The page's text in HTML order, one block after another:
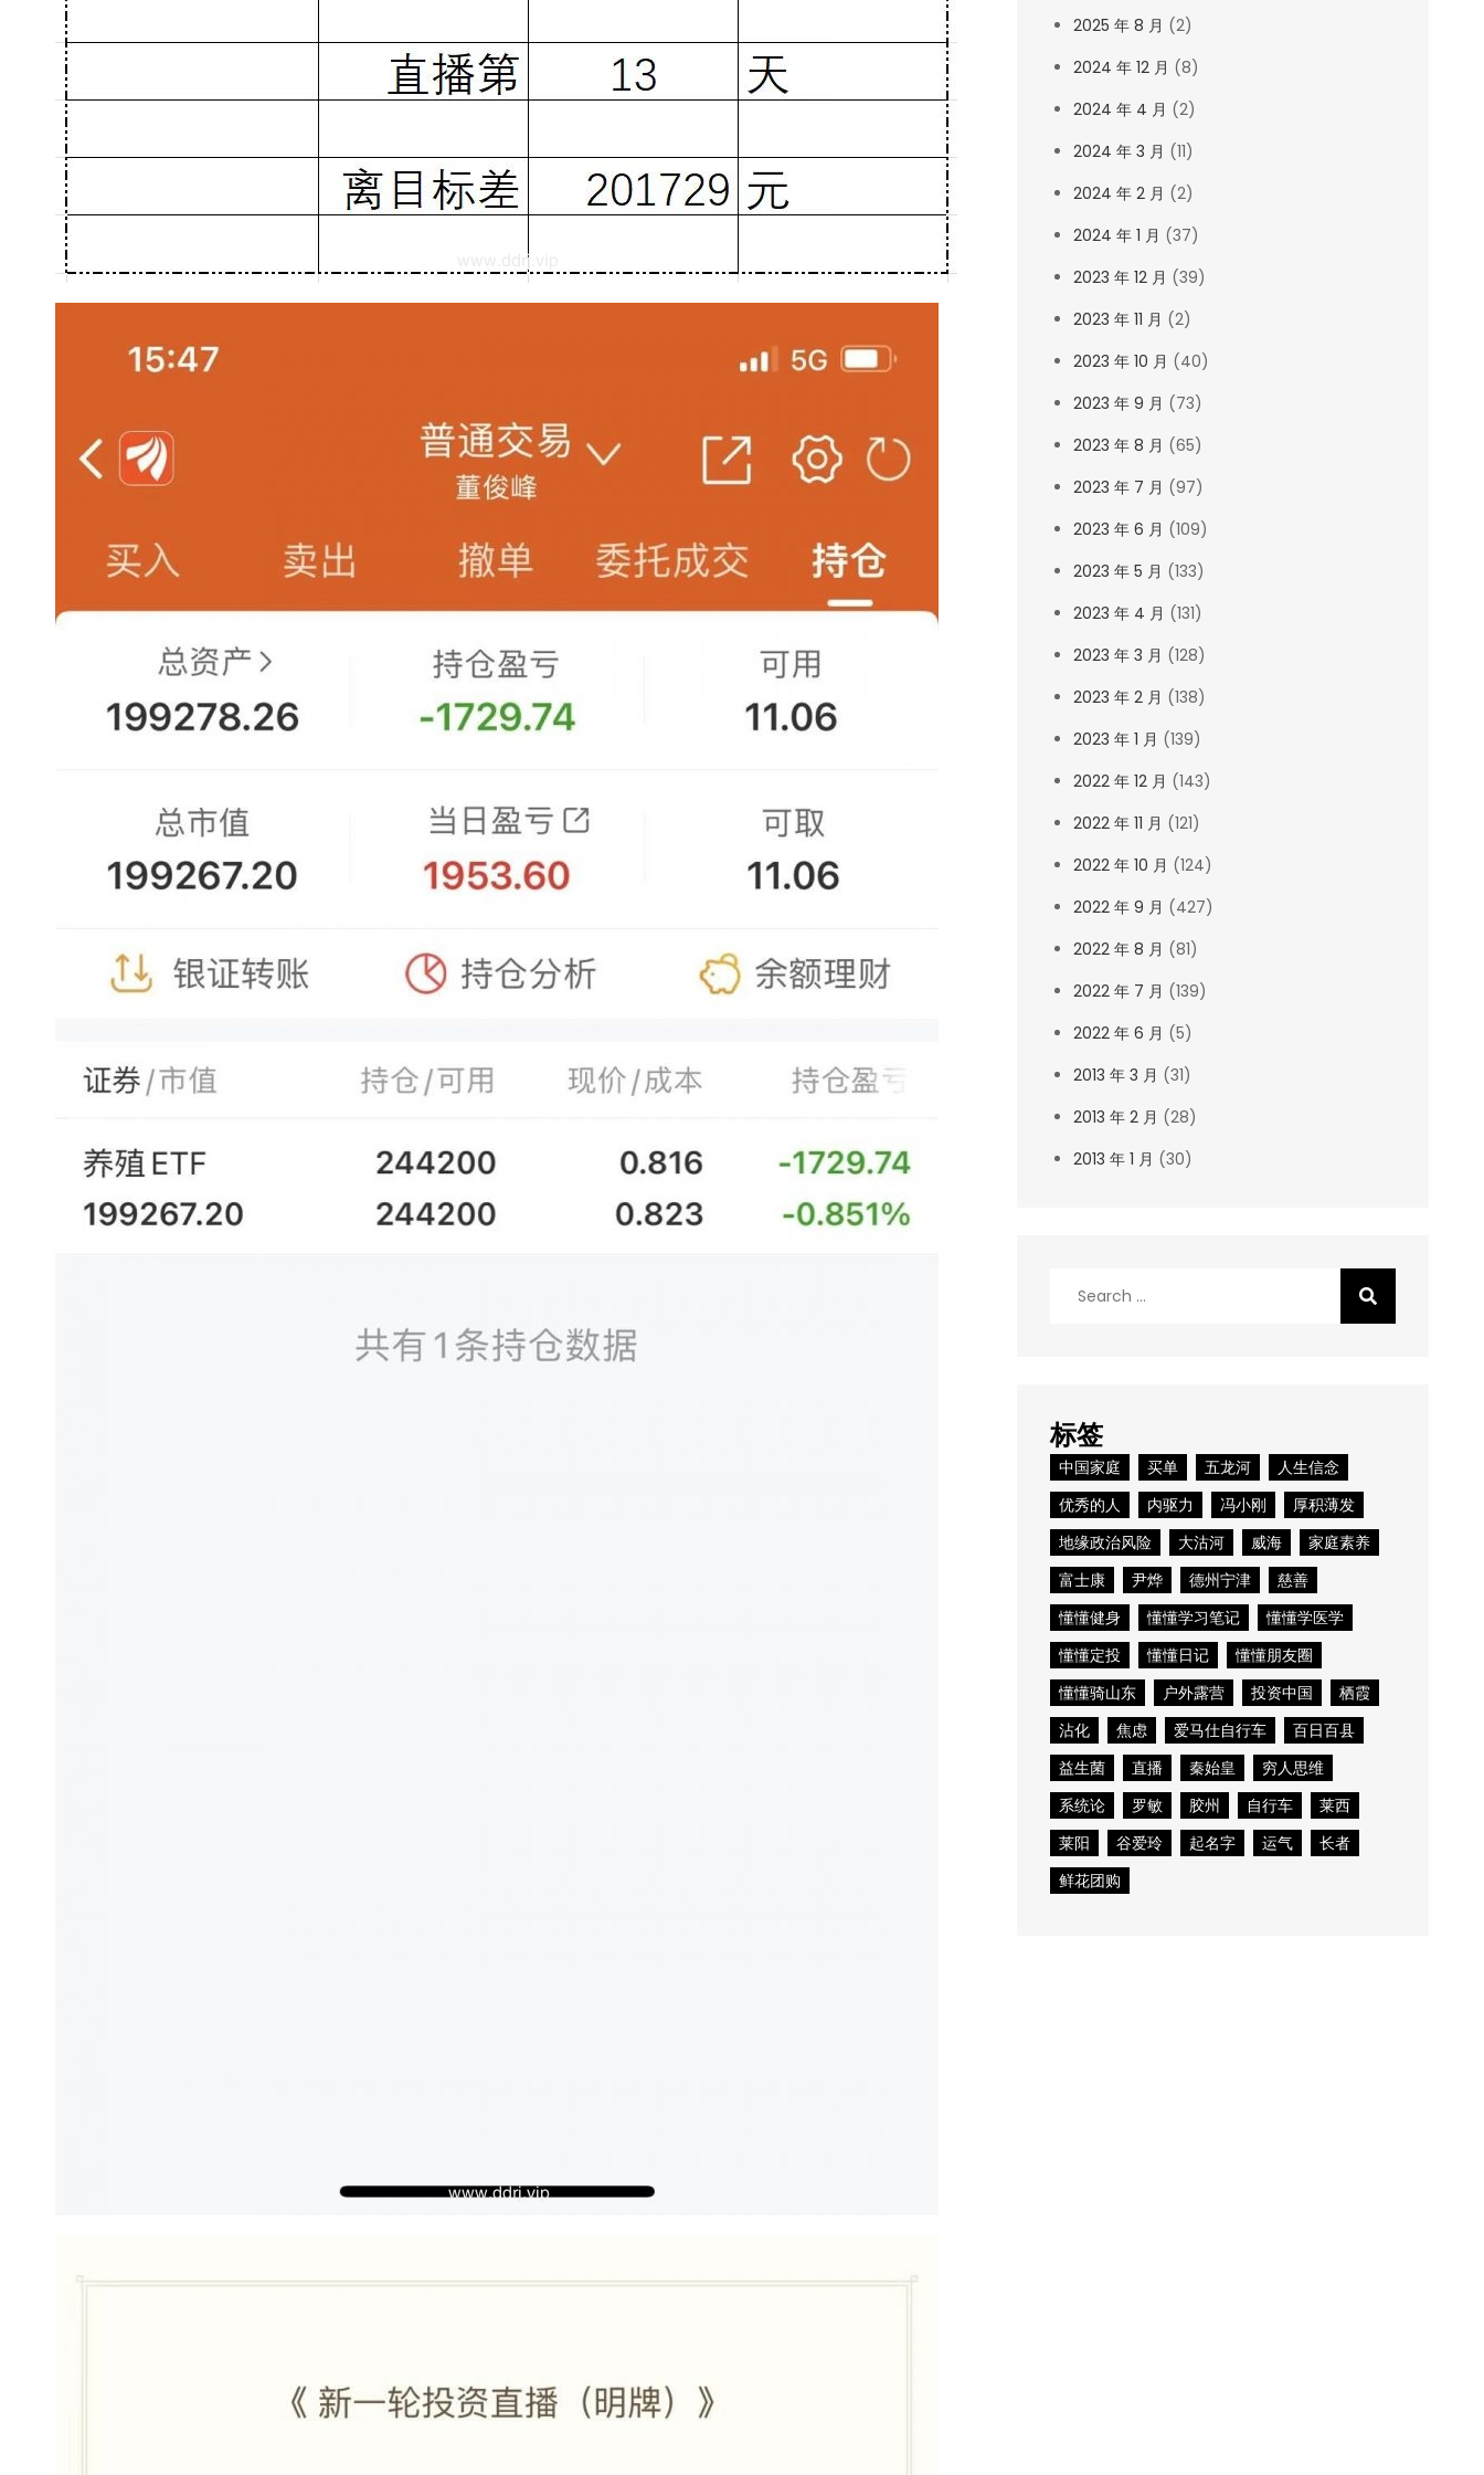
2025 年 8 月 (2)
2024 年 12 月 (8)
2024 年 4 月 (2)
2024 年 3 月 (11)
2024 年 2 月 (2)
2024 年 1 月 (37)
2023 年 12 月 (39)
2023 年 11 月 (2)
2023 年 10 月 (40)
2023 年 9 月 (73)
2023 年 8 月 (65)
2023 年 7 月 (97)
2023 年 6 月 (109)
2023 年 5 月 (133)
2023 年 4 月 (131)
2023 年 3 月 (128)
2023 年 2 月 (138)
2023 年 1 月 (139)
2022 年 12 月 (143)
2022 年 11 月 (121)
2022 年 10 月 (124)
2022 年 9 月 (427)
2022 年 8 月 (81)
2022 年 7 月 (139)
2022 年 6 月 (5)
2013 年 3 月 (31)
2013 年 2 月 (28)
2013 年 1 月 (30)
标签
中国家庭 买单 五龙河
人生信念
优秀的人
内驱力 冯小刚
厚积薄发
地缘政治风险
大沽河 威海
家庭素养
富士康
尹烨 德州宁津
慈善
懂懂健身
懂懂学习笔记
懂懂学医学
懂懂定投
懂懂日记
懂懂朋友圈
懂懂骑山东
户外露营 投资中国
栖霞
沾化
焦虑 爱马仕自行车
百日百县
益生菌
直播 秦始皇
穷人思维
系统论
罗敏 胶州 自行车
莱西
莱阳
谷爱玲 起名字 运气
长者
鲜花团购